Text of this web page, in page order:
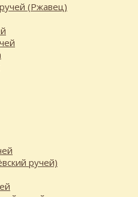
(Ржавец)
ручей)